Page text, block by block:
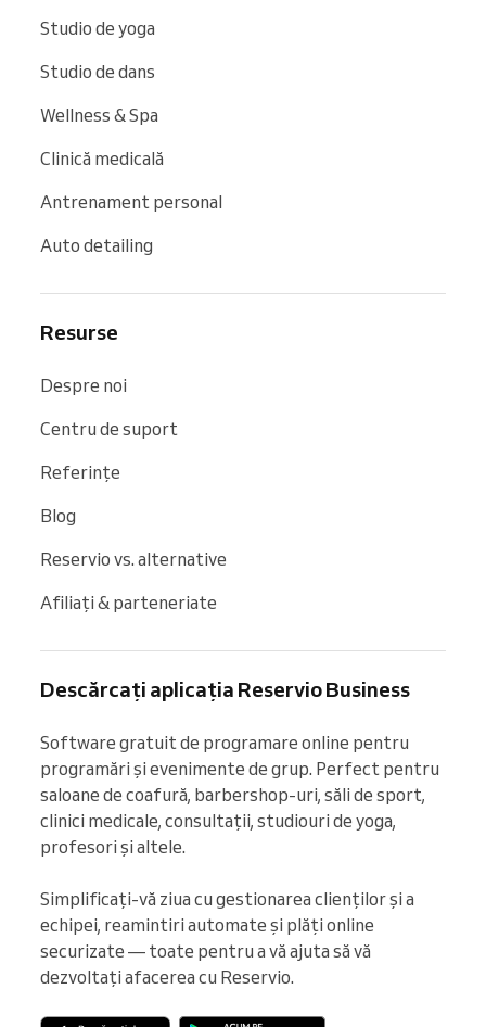
Studio de yoga
Studio de dans
Wellness & Spa
Clinică medicală
Antrenament personal
Auto detailing
Resurse
Despre noi
Centru de suport
Referințe
Blog
Reservio vs. alternative
Afiliați & parteneriate
Descărcați aplicația Reservio Business
Software gratuit de programare online pentru
programări și evenimente de grup. Perfect pentru
saloane de coafură, barbershop-uri, săli de sport,
clinici medicale, consultații, studiouri de yoga,
profesori și altele.
Simplificați-vă ziua cu gestionarea clienților și a
echipei, reamintiri automate și plăți online
securizate — toate pentru a vă ajuta să vă
dezvoltați afacerea cu Reservio.